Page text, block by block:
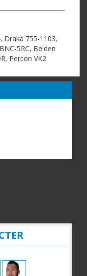
Draka 755-1103,
5RC, Belden
Percon VK2